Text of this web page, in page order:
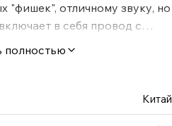
"фишек", отличному звуку, но
в себя провод с
A71 в отличную гарнитуру
разъем,
кабеля, оценят
звук - это визитная
Hi-Res Audio Складная
полностью
Китай